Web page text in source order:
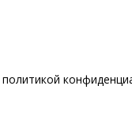
политикой